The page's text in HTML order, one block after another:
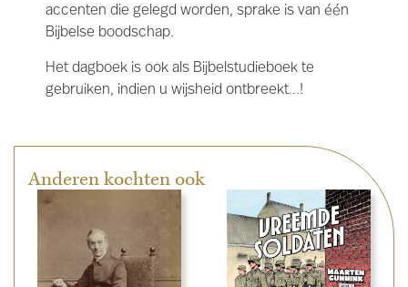
accenten die gelegd worden, sprake is van één
Bijbelse boodschap.
Het dagboek is ook als Bijbelstudieboek te
gebruiken, indien u wijsheid ontbreekt…!
Anderen kochten ook